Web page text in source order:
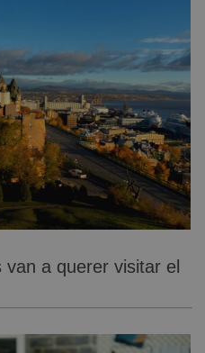
a querer visitar el